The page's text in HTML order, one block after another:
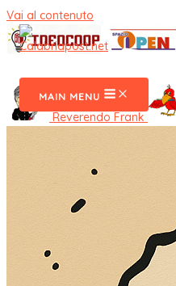
Vai al contenuto
MAIN MENU
Reverendo Frank